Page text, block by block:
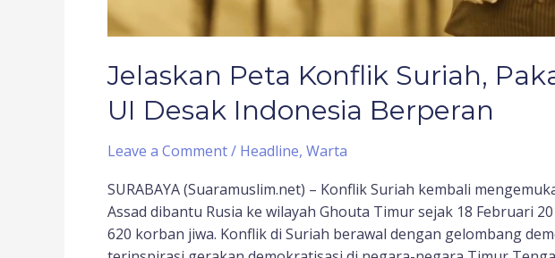
Jelaskan Peta Konflik Suriah,
UI Desak Indonesia Berperan
Leave a Comment/ Headline, Warta
SURABAYA (Suaramuslim.net) – Konflik Suriah kembali
Assad dibantu Rusia ke wilayah Ghouta Timur sejak 18 Februari
620 korban jiwa. Konflik di Suriah berawal dengan gelombang